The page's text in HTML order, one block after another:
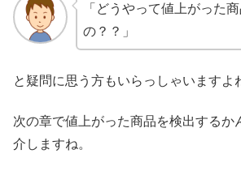
「どうやって値上がった
の？？」
と疑問に思う方もいらっしゃいますよ
次の章で値上がった商品を検出するか
介しますね。